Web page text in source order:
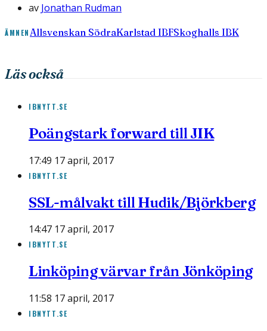
av Jonathan Rudman
ÄMNEN Allsvenskan SödraKarlstad IBFSkoghalls IBK
Läs också
IBNYTT.SE
Poängstark forward till JIK
17:49 17 april, 2017
IBNYTT.SE
SSL-målvakt till Hudik/Björkberg
14:47 17 april, 2017
IBNYTT.SE
Linköping värvar från Jönköping
11:58 17 april, 2017
IBNYTT.SE